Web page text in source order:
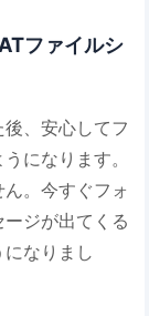
ファイルシ
、安心してフ
になります。
。今すぐフォ
ジが出てくる
なりまし